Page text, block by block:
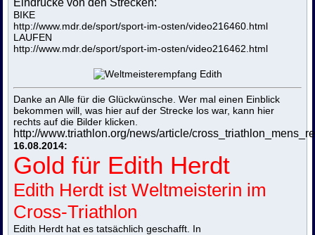
BIKE
http://www.mdr.de/sport/sport-im-osten/video216460.html
LAUFEN
http://www.mdr.de/sport/sport-im-osten/video216462.html
Danke an Alle für die Glückwünsche. Wer mal einen Einblick
bekommen will, was hier auf der Strecke los war, kann hier
rechts auf die Bilder klicken.
http://www.triathlon.org/news/article/
16.08.2014:
Gold für Edith Herdt
Edith Herdt ist Weltmeisterin im
Cross-Triathlon
Edith Herdt hat es tatsächlich geschafft. In